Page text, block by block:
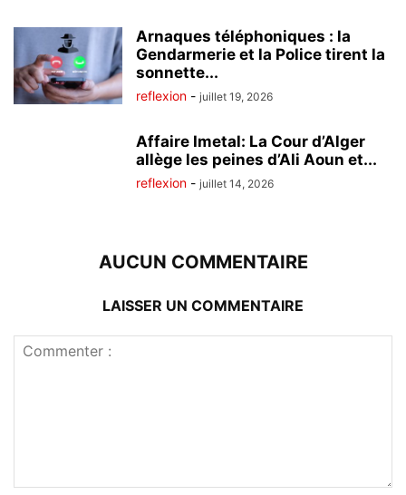
Arnaques téléphoniques : la
Gendarmerie et la Police tirent la
sonnette...
reflexion - juillet 19, 2026
Affaire Imetal: La Cour d’Alger
allège les peines d’Ali Aoun et...
reflexion - juillet 14, 2026
AUCUN COMMENTAIRE
LAISSER UN COMMENTAIRE